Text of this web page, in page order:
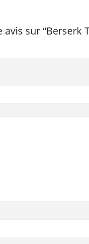
sur “Berserk